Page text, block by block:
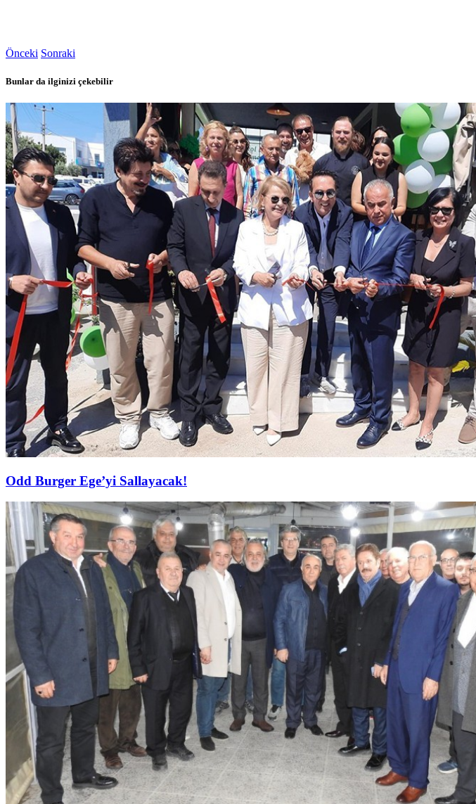
Önceki Sonraki
Bunlar da ilginizi çekebilir
Odd Burger Ege’yi Sallayacak!